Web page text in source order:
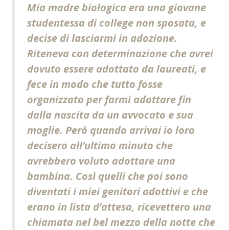
Mia madre biologica era una giovane
studentessa di college non sposata, e
decise di lasciarmi in adozione.
Riteneva con determinazione che avrei
dovuto essere adottato da laureati, e
fece in modo che tutto fosse
organizzato per farmi adottare fin
dalla nascita da un avvocato e sua
moglie. Però quando arrivai io loro
decisero all’ultimo minuto che
avrebbero voluto adottare una
bambina. Così quelli che poi sono
diventati i miei genitori adottivi e che
erano in lista d’attesa, ricevettero una
chiamata nel bel mezzo della notte che